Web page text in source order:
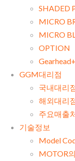
SHADED
MICRO
MICRO
OPTION
GGM대리점
국내대리
해외대리
주요매출
기술정보
Model
MOTOR